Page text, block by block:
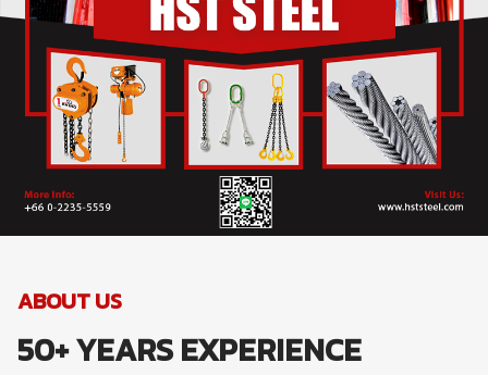
ABOUT US
50+ YEARS EXPERIENCE